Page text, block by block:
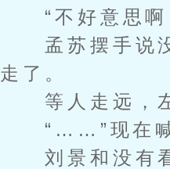
“不好意思啊
孟苏摆手说没
走了。
等人走远，左
“……”现在喊
刘景和没有看